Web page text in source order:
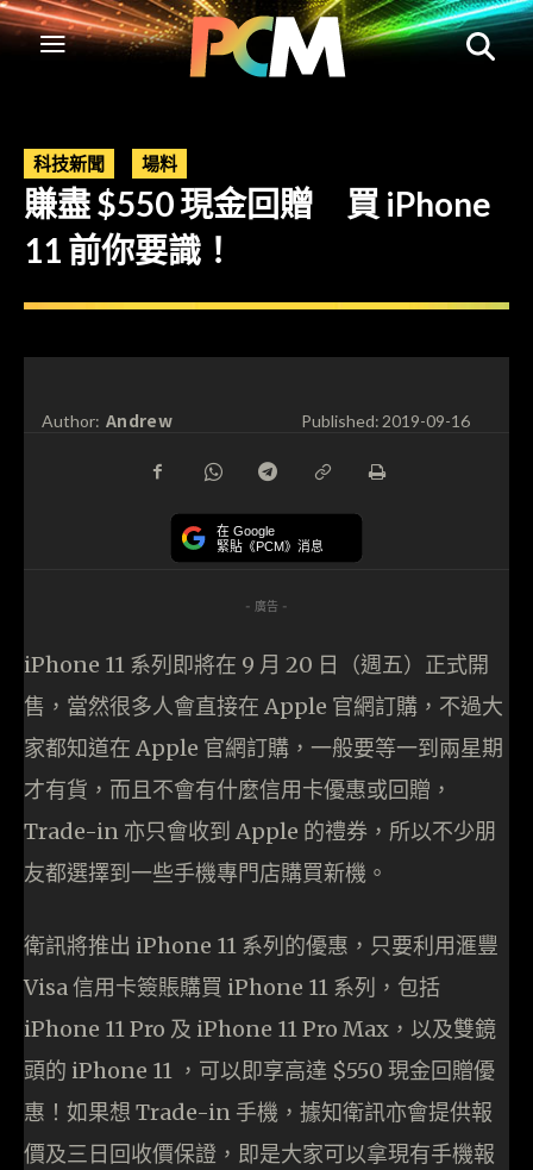
科技新聞 場料
賺盡 $550 現金回贈 買 iPhone
11 前你要識！
Author: Andrew Published:2019-09-16
在 Google
緊貼《PCM》消息
- 廣告 -
iPhone 11 系列即將在 9 月 20 日（週五）正式開
售，當然很多人會直接在 Apple 官網訂購，不過大
家都知道在 Apple 官網訂購，一般要等一到兩星期
才有貨，而且不會有什麼信用卡優惠或回贈，
Trade-in 亦只會收到 Apple 的禮券，所以不少朋
友都選擇到一些手機專門店購買新機。
衛訊將推出 iPhone 11 系列的優惠，只要利用滙豐
Visa 信用卡簽賬購買 iPhone 11 系列，包括
iPhone 11 Pro 及 iPhone 11 Pro Max，以及雙鏡
頭的 iPhone 11 ，可以即享高達 $550 現金回贈優
惠！如果想 Trade-in 手機，據知衛訊亦會提供報
價及三日回收價保證，即是大家可以拿現有手機報